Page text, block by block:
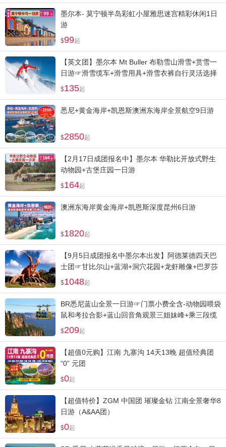
墨尔本- 莫宁顿半岛彩虹小屋雅思迷宫精彩休闲1日
游
99起
【英文团】墨尔本 Mt Buller 布勒雪山滑雪+赏雪一
日游☞滑雪缆车+滑雪用具+滑雪衣裤自行灵活选择
135起
悉尼+黄金海岸+凯恩斯澳洲东海岸全景航空9日游
2850起
【2月17日成团报名中】墨尔本 华勒比开放式野生
动物园+古堡庄园一日游
164起
澳洲东海岸黄金海岸+凯恩斯深度昆州6日游
1820起
【9月5日成团报名中墨尔本出发】阿德莱德四天巴
士团☞甘比尔山+蓝湖+洞穴花园+龙虾雕像+巴罗莎
河谷+德国村
1048起
BR悉尼蓝山全景一日游☞门票小费全含-动物园喂袋
鼠和考拉合影+蓝山回音角观景三姐妹峰+乘三段缆
车畅游
209起
【超值0元购】江南 九寨沟 14天13晚 超值经典团
“0” 元团
0起
【超值特价】ZGM 中国团 璀璨金钻 江南全景奢华8
日游（A&AA团）
0起